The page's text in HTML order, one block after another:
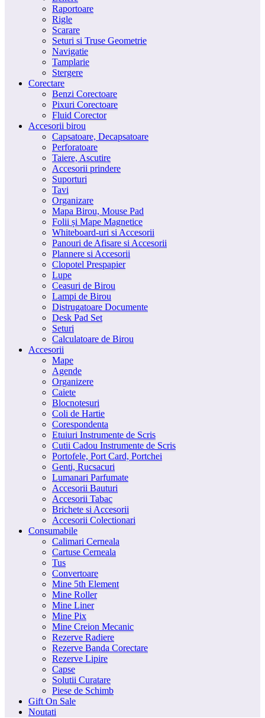
Raportoare
Rigle
Scarare
Seturi si Truse Geometrie
Navigatie
Tamplarie
Stergere
Corectare
Benzi Corectoare
Pixuri Corectoare
Fluid Corector
Accesorii birou
Capsatoare, Decapsatoare
Perforatoare
Taiere, Ascutire
Accesorii prindere
Suporturi
Tavi
Organizare
Mapa Birou, Mouse Pad
Folii și Mape Magnetice
Whiteboard-uri si Accesorii
Panouri de Afisare si Accesorii
Plannere si Accesorii
Clopotel Prespapier
Lupe
Ceasuri de Birou
Lampi de Birou
Distrugatoare Documente
Desk Pad Set
Seturi
Calculatoare de Birou
Accesorii
Mape
Agende
Organizere
Caiete
Blocnotesuri
Coli de Hartie
Corespondenta
Etuiuri Instrumente de Scris
Cutii Cadou Instrumente de Scris
Portofele, Port Card, Portchei
Genti, Rucsacuri
Lumanari Parfumate
Accesorii Bauturi
Accesorii Tabac
Brichete si Accesorii
Accesorii Colectionari
Consumabile
Calimari Cerneala
Cartuse Cerneala
Tus
Convertoare
Mine 5th Element
Mine Roller
Mine Liner
Mine Pix
Mine Creion Mecanic
Rezerve Radiere
Rezerve Banda Corectare
Rezerve Lipire
Capse
Solutii Curatare
Piese de Schimb
Gift On Sale
Noutati